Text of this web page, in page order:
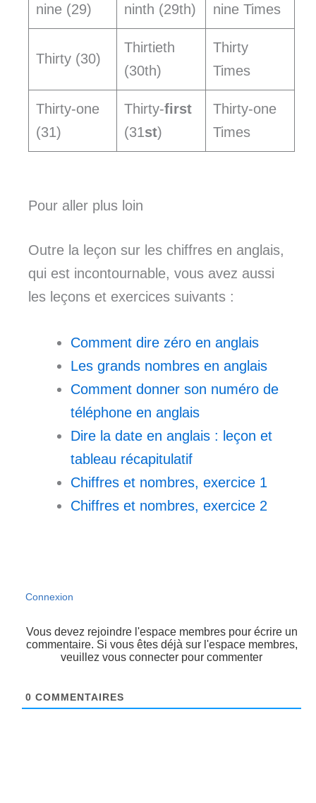
nine (29)
ninth (29th)
nine Times
Thirty (30)
Thirtieth
(30th)
Thirty
Times
Thirty-one
(31)
Thirty-first
(31st)
Thirty-one
Times
Pour aller plus loin
Outre la leçon sur les chiffres en anglais,
qui est incontournable, vous avez aussi
les leçons et exercices suivants :
Comment dire zéro en anglais
Les grands nombres en anglais
Comment donner son numéro de
téléphone en anglais
Dire la date en anglais : leçon et
tableau récapitulatif
Chiffres et nombres, exercice 1
Chiffres et nombres, exercice 2
Connexion
Vous devez rejoindre l'espace membres pour écrire un
commentaire. Si vous êtes déjà sur l'espace membres,
veuillez vous connecter pour commenter
0 COMMENTAIRES